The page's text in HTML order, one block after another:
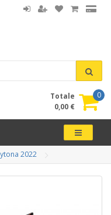
0
Totale
0,00 €
2022